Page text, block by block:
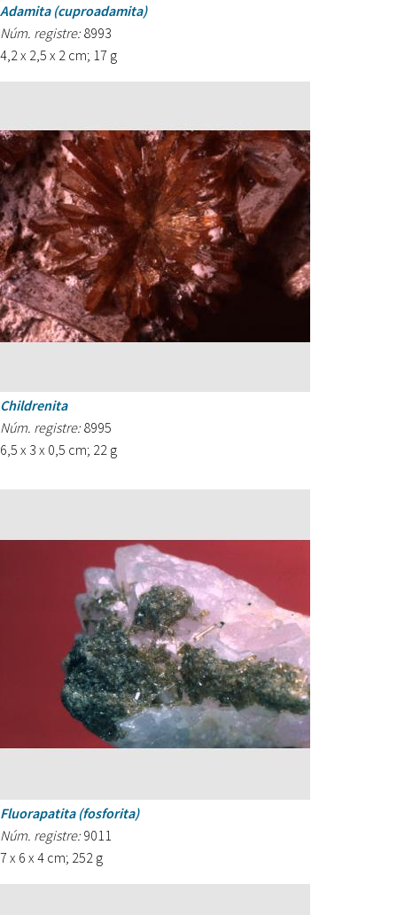
Adamita (cuproadamita)
Núm. registre: 8993
4,2 x 2,5 x 2 cm; 17 g
Childrenita
Núm. registre: 8995
6,5 x 3 x 0,5 cm; 22 g
Fluorapatita (fosforita)
Núm. registre: 9011
7 x 6 x 4 cm; 252 g